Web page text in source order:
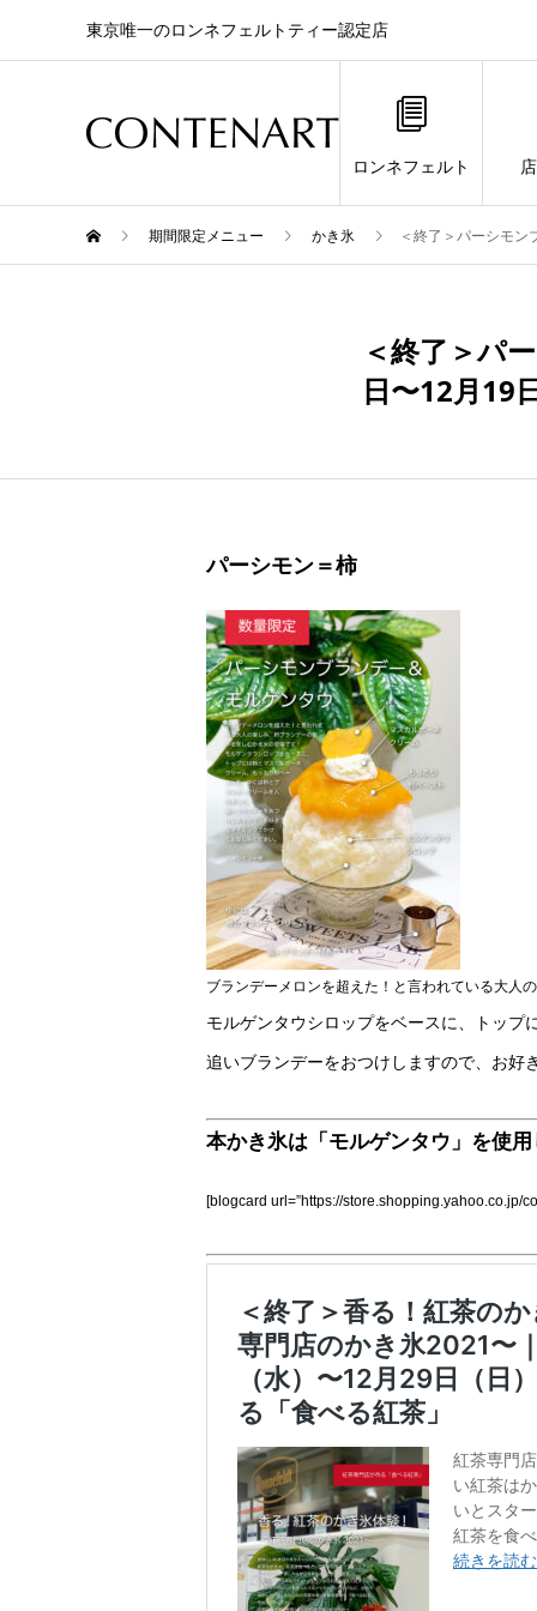
東京唯一のロンネフェルトティー認定店
ロンネフェルト
期間限定メニュー かき氷 ＜終了＞パーシモ
＜終了＞パ
日〜12月19
パーシモン＝柿
ブランデーメロンを超えた！と言われている大人
モルゲンタウシロップをベースに、トップ
追いブランデーをおつけしますので、お好
本かき氷は「モルゲンタウ」を使
[blogcard url=”https://store.shopping.yahoo.co.jp/